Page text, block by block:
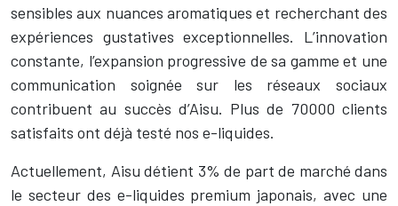
sensibles aux nuances aromatiques et recherchant des
expériences gustatives exceptionnelles. L’innovation
constante, l’expansion progressive de sa gamme et une
communication soignée sur les réseaux sociaux
contribuent au succès d’Aisu. Plus de 70000 clients
satisfaits ont déjà testé nos e-liquides.
Actuellement, Aisu détient 3% de part de marché dans
le secteur des e-liquides premium japonais, avec une